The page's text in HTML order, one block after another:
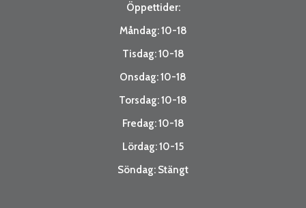
Öppettider:
Måndag: 10-18
Tisdag: 10-18
Onsdag: 10-18
Torsdag: 10-18
Fredag: 10-18
Lördag: 10-15
Söndag: Stängt